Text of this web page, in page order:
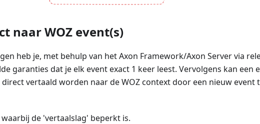
naar WOZ event(s)
heb je, met behulp van het Axon Framework/Axon Server via
garanties dat je elk event exact 1 keer leest. Vervolgens kan een
vertaald worden naar de WOZ context door een nieuw event
de 'vertaalslag' beperkt is.